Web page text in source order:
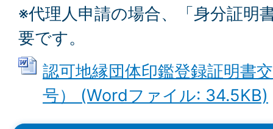
※代理人申請の場合、「身分証明
要です。
認可地縁団体印鑑登録証明書
号） (Wordファイル: 34.5KB)